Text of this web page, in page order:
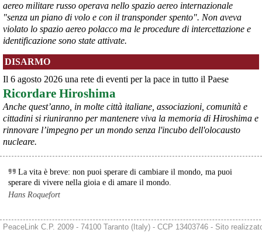
Ultimi cento milioni di euro per l’ex Ilva, poi non saranno più
possibili nuovi aiuti di Stato. Lo ha confermato il ministro Adolfo
Urso durante l’incontro al Mimit con le imprese dell’indotto: la
tranche conclusiva del prestito autorizzato dall’Unione europea
dovrà essere erogata entro il 9 agosto e restituita dal futuro
acquirente.
Fonte: Studio100
#ILVA #UE
@peacelink - 6/8/2026 21:08
Il governatore di Puglia Decaro esce dal vertice al Mimit più
preoccupato di come era entrato, lamentando l’assenza di certezze
sulla procedura di gara e ribadendo la necessità di un ruolo diretto
dello Stato.
chiaro, garanzie sulla salute e strumenti di tutela per i lavoratori
dell’area a freddo. La Provincia parla di un tavolo “senza decisioni”.
aereo militare russo operava nello spazio aereo internazionale
"senza un piano di volo e con il transponder spento". Non aveva
violato lo spazio aereo polacco ma le procedure di intercettazione e
identificazione sono state attivate.
DISARMO
Il 6 agosto 2026 una rete di eventi per la pace in tutto il Paese
Ricordare Hiroshima
Anche quest’anno, in molte città italiane, associazioni, comunità e
cittadini si riuniranno per mantenere viva la memoria di Hiroshima e
rinnovare l’impegno per un mondo senza l'incubo dell'olocausto
nucleare.
La vita è breve: non puoi sperare di cambiare il mondo, ma puoi
sperare di vivere nella gioia e di amare il mondo.
Hans Roquefort
PeaceLink C.P. 2009 - 74100 Taranto (Italy) - CCP 13403746 - Sito